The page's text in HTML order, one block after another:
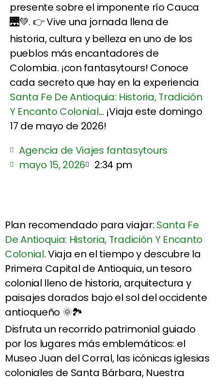
presente sobre el imponente río Cauca
🌉💚. 👉 Vive una jornada llena de
historia, cultura y belleza en uno de los
pueblos más encantadores de
Colombia. ¡con fantasytours! Conoce
cada secreto que hay en la experiencia
Santa Fe De Antioquia: Historia, Tradición
Y Encanto Colonial... ¡Viaja este domingo
17 de mayo de 2026!
Agencia de Viajes fantasytours
mayo 15, 2026
2:34 pm
Plan recomendado para viajar: Santa Fe
De Antioquia: Historia, Tradición Y Encanto
Colonial. Viaja en el tiempo y descubre la
Primera Capital de Antioquia, un tesoro
colonial lleno de historia, arquitectura y
paisajes dorados bajo el sol del occidente
antioqueño 🌞🏞️
Disfruta un recorrido patrimonial guiado
por los lugares más emblemáticos: el
Museo Juan del Corral, las icónicas iglesias
coloniales de Santa Bárbara, Nuestra